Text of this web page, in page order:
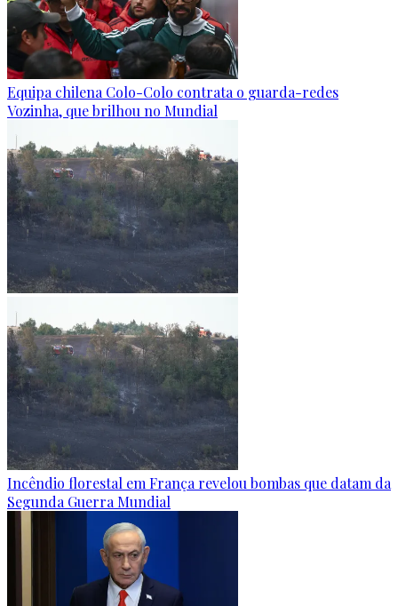
Equipa chilena Colo-Colo contrata o guarda-redes
Vozinha, que brilhou no Mundial
Incêndio florestal em França revelou bombas que datam da
Segunda Guerra Mundial